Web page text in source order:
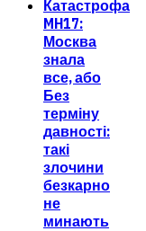
Катастрофа
MH17:
Москва
знала
все, або
Без
терміну
давності:
такі
злочини
безкарно
не
минають